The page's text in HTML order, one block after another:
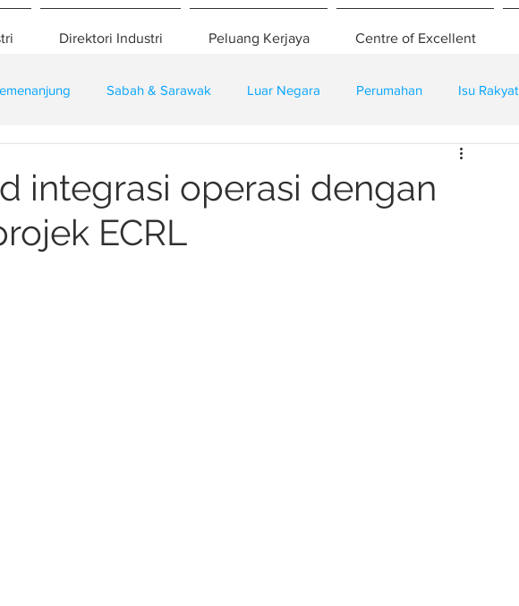
Direktori Industri Peluang Kerjaya Centre of Excellent
Sabah & Sarawak Luar Negara Perumahan Isu Rakyat
integrasi operasi dengan
ECRL